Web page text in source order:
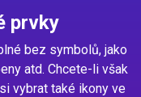
prvky
bez symbolů, jako
atd. Chcete-li však
vybrat také ikony ve